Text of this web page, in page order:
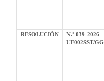
RESOLUCIÓN
N.° 039-2026-
UE002SST/GG